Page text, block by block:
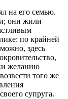
на его семью.
они жили
по крайней
здесь
желанию
того же
супруга.